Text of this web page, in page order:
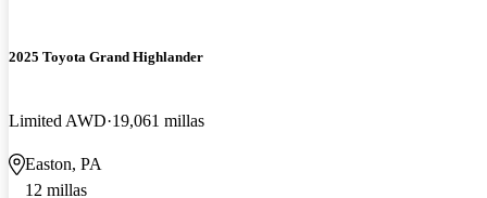
2025 Toyota Grand Highlander
Limited AWD 19,061 millas
Easton, PA
12 millas